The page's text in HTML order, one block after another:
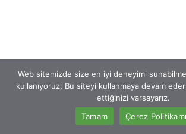
Web sitemizde size en iyi deneyimi
kullanıyoruz. Bu siteyi kullanmaya devam
ettiğinizi varsayarız.
Tamam
Çerez